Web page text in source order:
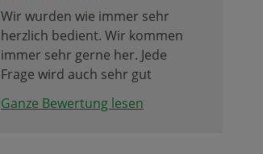
Wir wurden wie immer sehr
herzlich bedient. Wir kommen
immer sehr gerne her. Jede
Frage wird auch sehr gut
Ganze Bewertung lesen